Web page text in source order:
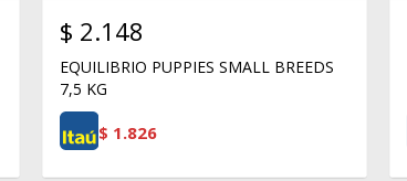
$ 2.148
EQUILIBRIO PUPPIES SMALL BREEDS
7,5 KG
$ 1.826